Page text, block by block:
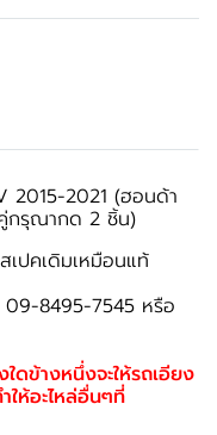
2015-2021 (ฮอนด้า
กรุณากด 2 ชิ้น)
ปคเดิมเหมือนแท้
09-8495-7545 หรือ
ดข้างหนึ่งจะให้รถเอียง
ให้อะไหล่อื่นๆที่